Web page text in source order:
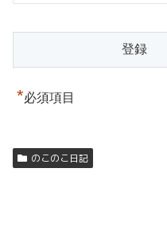
*必須項目
のこのこ日記